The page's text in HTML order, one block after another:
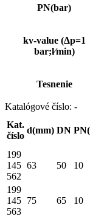
PN(bar)
kv-value (Δp=1
bar;l⁄min)
Tesnenie
Katalógové číslo: -
Kat.
číslo
d(mm) DN
199
145
562
63 50 10
199
145
563
75 65 10